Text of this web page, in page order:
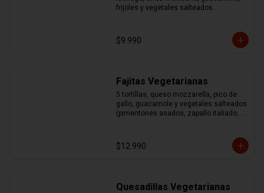
frijoles y vegetales salteados
$9.990
Fajitas Vegetarianas
5 tortillas, queso mozzarella, pico de
gallo, guacamole y vegetales salteados
(pimentones asados, zapallo italiado,
$12.990
Quesadillas Vegetarianas